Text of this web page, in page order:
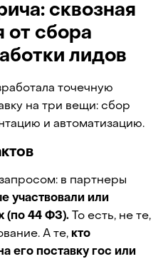
сквозная
от сбора
лидов
точечную
на три вещи: сбор
и автоматизацию.
в партнеры
участвовали или
(по 44 ФЗ). То есть, не те,
А те, кто
его поставку гос или